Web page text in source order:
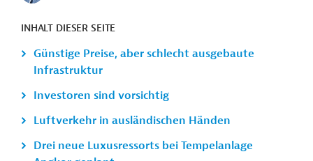
INHALT DIESER SEITE
Günstige Preise, aber schlecht ausgebaute
Infrastruktur
Investoren sind vorsichtig
Luftverkehr in ausländischen Händen
Drei neue Luxusressorts bei Tempelanlage